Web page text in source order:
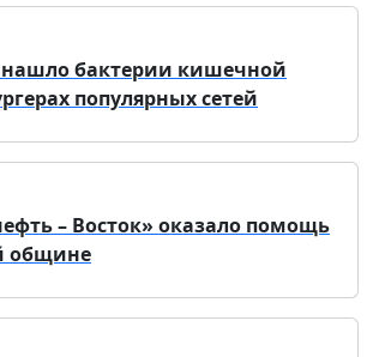
нашло бактерии кишечной
популярных сетей
– Восток» оказало помощь
общине